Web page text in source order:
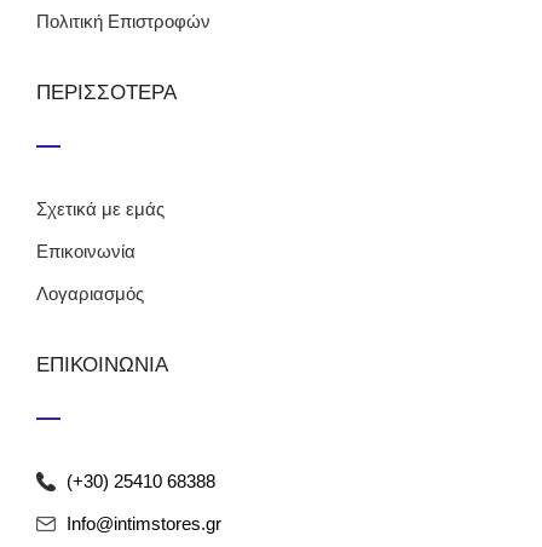
Πολιτική Επιστροφών
ΠΕΡΙΣΣΟΤΕΡΑ
Σχετικά με εμάς
Επικοινωνία
Λογαριασμός
ΕΠΙΚΟΙΝΩΝΙΑ
(+30) 25410 68388
Info@intimstores.gr